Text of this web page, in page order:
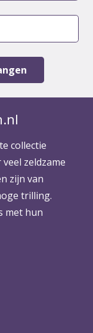
collectie
zeldzame
zijn van
trilling.
met hun